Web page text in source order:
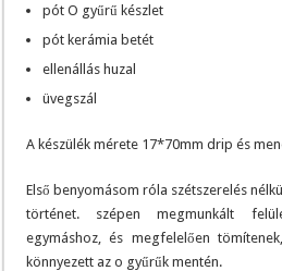
pót O gyűrű készlet
pót kerámia betét
ellenállás huzal
üvegszál
A készülék mérete 17*70mm drip és
Első benyomásom róla szétszerelés
történet. szépen megmunkált
egymáshoz, és megfelelően
könnyezett az o gyűrűk mentén.